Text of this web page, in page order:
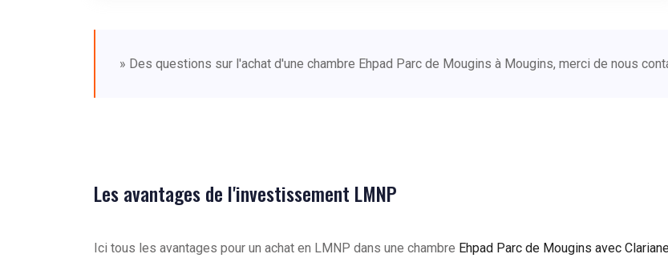
» Des questions sur l'achat d'une chambre Ehpad Parc de Mougins à Mougins, merci de nous
Les avantages de l'investissement LMNP
Ici tous les avantages pour un achat en LMNP dans une chambre Ehpad Parc de Mougins avec